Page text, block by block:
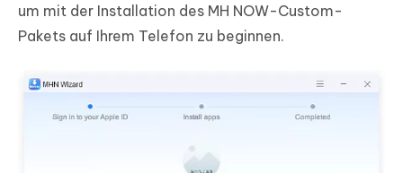
um mit der Installation des MH NOW-Custom-
Pakets auf Ihrem Telefon zu beginnen.